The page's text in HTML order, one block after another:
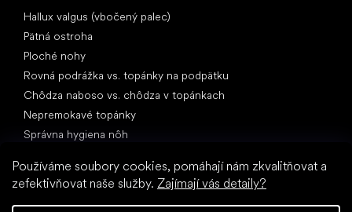
Používáme soubory cookies, pomáhají nám zkvalitňovat a
zefektivňovat naše služby. Zajímají vás detaily?
Hallux valgus (vbočený palec)
Pätná ostroha
Ploché nohy
Rovná podrážka vs. topánky na podpätku
Chôdza naboso vs. chôdza v topánkach
Nepremokavé topánky
Správna hygiena nôh